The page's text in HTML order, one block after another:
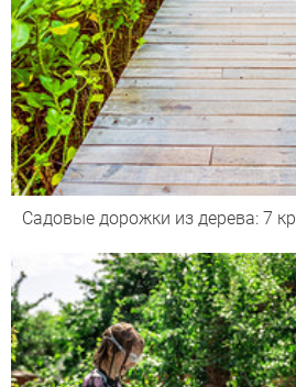
Садовые дорожки из дерева: 7